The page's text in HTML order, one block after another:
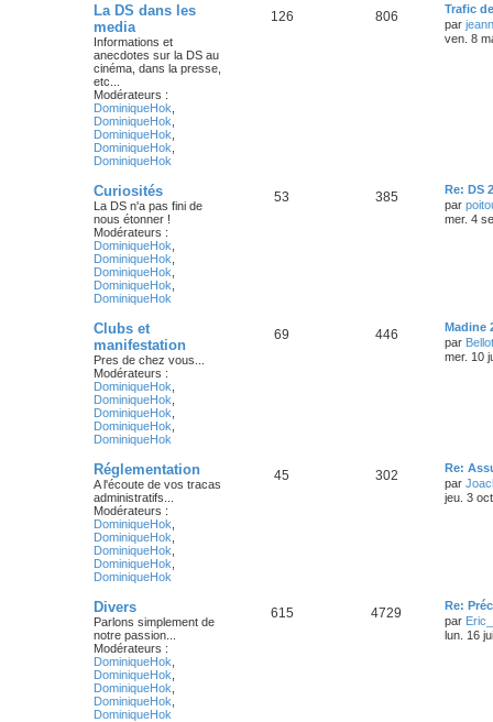
La DS dans les
media
Informations et
anecdotes sur la DS au
cinéma, dans la presse,
etc...
Modérateurs :
DominiqueHok
DominiqueHok
DominiqueHok
DominiqueHok
DominiqueHok
126 806
Trafic
par
ven. 8
Curiosités
La DS n'a pas fini de
nous étonner !
Modérateurs :
DominiqueHok
DominiqueHok
DominiqueHok
DominiqueHok
DominiqueHok
53 385
Re: DS
par
mer. 4
Clubs et
manifestation
Pres de chez vous...
Modérateurs :
DominiqueHok
DominiqueHok
DominiqueHok
DominiqueHok
DominiqueHok
69 446
Madine
par
mer. 10
Réglementation
A l'écoute de vos tracas
administratifs...
Modérateurs :
DominiqueHok
DominiqueHok
DominiqueHok
DominiqueHok
DominiqueHok
45 302
Re:
par
jeu. 3
Divers
Parlons simplement de
notre passion...
Modérateurs :
DominiqueHok
DominiqueHok
DominiqueHok
DominiqueHok
DominiqueHok
615 4729
Re:
par
lun. 16